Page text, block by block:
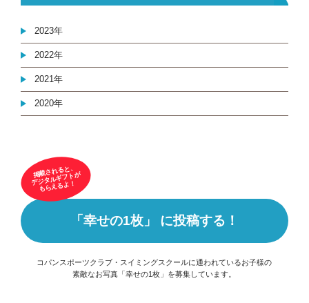
2023年
2022年
2021年
2020年
掲載されると、
デジタルギフトが
もらえるよ！
「幸せの1枚」 に投稿する！
コパンスポーツクラブ・スイミングスクールに通われているお子様の
素敵なお写真「幸せの1枚」を募集しています。